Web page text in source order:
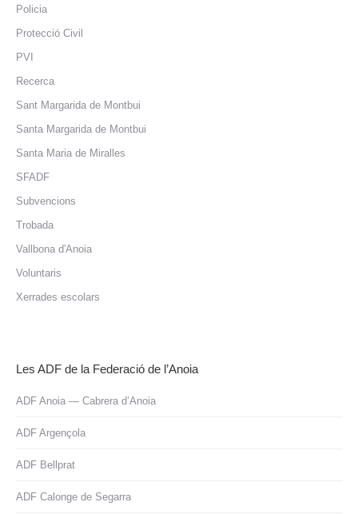
Policia
Protecció Civil
PVI
Recerca
Sant Margarida de Montbui
Santa Margarida de Montbui
Santa Maria de Miralles
SFADF
Subvencions
Trobada
Vallbona d'Anoia
Voluntaris
Xerrades escolars
Les ADF de la Federació de l’Anoia
ADF Anoia — Cabrera d’Anoia
ADF Argençola
ADF Bellprat
ADF Calonge de Segarra